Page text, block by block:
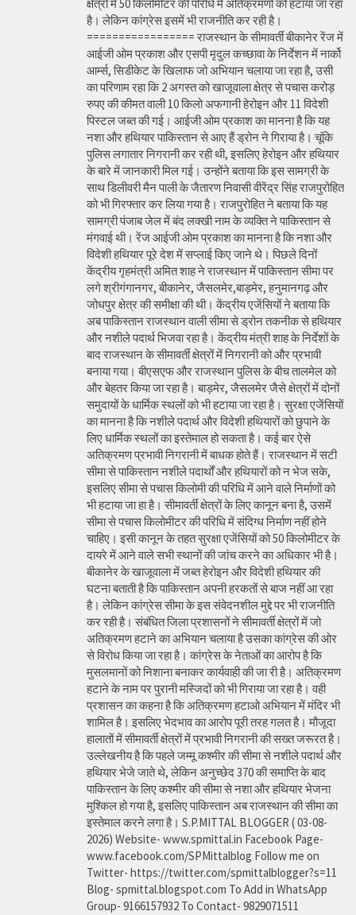
क्षेत्रों में 50 किलोमीटर की परिधि में अतिक्रमणों को हटाया जा रहा
है। लेकिन कांग्रेस इसमें भी राजनीति कर रही है।
================= राजस्थान के सीमावर्ती बीकानेर रेंज में
आईजी ओम प्रकाश और एसपी मृदुल कच्छावा के निर्देशन में नार्को
आर्म्स, सिडीकेट के खिलाफ जो अभियान चलाया जा रहा है, उसी
का परिणाम रहा कि 2 अगस्त को खाजूवाला क्षेत्र से पचास करोड़
रुपए की कीमत वाली 10 किलो अफगानी हेरोइन और 11 विदेशी
पिस्टल जब्त की गई। आईजी ओम प्रकाश का मानना है कि यह
नशा और हथियार पाकिस्तान से आए हैं ड्रोन ने गिराया है। चूंकि
पुलिस लगातार निगरानी कर रही थी, इसलिए हेरोइन और हथियार
के बारे में जानकारी मिल गई। उन्होंने बताया कि इस सामग्री के
साथ डिलीवरी मैन पाली के जैतारण निवासी वीरेंद्र सिंह राजपुरोहित
को भी गिरफ्तार कर लिया गया है। राजपुरोहित ने बताया कि यह
सामग्री पंजाब जेल में बंद लक्खी नाम के व्यक्ति ने पाकिस्तान से
मंगवाई थी। रेंज आईजी ओम प्रकाश का मानना है कि नशा और
विदेशी हथियार पूरे देश में सप्लाई किए जाने थे। पिछले दिनों
केंद्रीय गृहमंत्री अमित शाह ने राजस्थान में पाकिस्तान सीमा पर
लगे श्रीगंगानगर, बीकानेर, जैसलमेर,बाड़मेर, हनुमानगढ़ और
जोधपुर क्षेत्र की समीक्षा की थी। केंद्रीय एजेंसियों ने बताया कि
अब पाकिस्तान राजस्थान वाली सीमा से ड्रोन तकनीक से हथियार
और नशीले पदार्थ भिजवा रहा है। केंद्रीय मंत्री शाह के निर्देशों के
बाद राजस्थान के सीमावर्ती क्षेत्रों में निगरानी को और प्रभावी
बनाया गया। बीएसएफ और राजस्थान पुलिस के बीच तालमेल को
और बेहतर किया जा रहा है। बाड़मेर, जैसलमेर जैसे क्षेत्रों में दोनों
समुदायों के धार्मिक स्थलों को भी हटाया जा रहा है। सुरक्षा एजेंसियों
का मानना है कि नशीले पदार्थ और विदेशी हथियारों को छुपाने के
लिए धार्मिक स्थलों का इस्तेमाल हो सकता है। कई बार ऐसे
अतिक्रमण प्रभावी निगरानी में बाधक होते हैं। राजस्थान में सटी
सीमा से पाकिस्तान नशीले पदार्थों और हथियारों को न भेज सके,
इसलिए सीमा से पचास किलोमी की परिधि में आने वाले निर्माणों को
भी हटाया जा हा है। सीमावर्ती क्षेत्रों के लिए कानून बना है, उसमें
सीमा से पचास किलोमीटर की परिधि में संदिग्ध निर्माण नहीं होने
चाहिए। इसी कानून के तहत सुरक्षा एजेंसियों को 50 किलोमीटर के
दायरे में आने वाले सभी स्थानों की जांच करने का अधिकार भी है।
बीकानेर के खाजूवाला में जब्त हेरोइन और विदेशी हथियार की
घटना बताती है कि पाकिस्तान अपनी हरकतों से बाज नहीं आ रहा
है। लेकिन कांग्रेस सीमा के इस संवेदनशील मुद्दे पर भी राजनीति
कर रही है। संबंधित जिला प्रशासनों ने सीमावर्ती क्षेत्रों में जो
अतिक्रमण हटाने का अभियान चलाया है उसका कांग्रेस की ओर
से विरोध किया जा रहा है। कांग्रेस के नेताओं का आरोप है कि
मुसलमानों को निशाना बनाकर कार्यवाही की जा री है। अतिक्रमण
हटाने के नाम पर पुरानी मस्जिदों को भी गिराया जा रहा है। वही
प्रशासन का कहना है कि अतिक्रमण हटाओ अभियान में मंदिर भी
शामिल है। इसलिए भेदभाव का आरोप पूरी तरह गलत है। मौजूदा
हालातों में सीमावर्ती क्षेत्रों में प्रभावी निगरानी की सख्त जरूरत है।
उल्लेखनीय है कि पहले जम्मू कश्मीर की सीमा से नशीले पदार्थ और
हथियार भेजे जाते थे, लेकिन अनुच्छेद 370 की समाप्ति के बाद
पाकिस्तान के लिए कश्मीर की सीमा से नशा और हथियार भेजना
मुश्किल हो गया है, इसलिए पाकिस्तान अब राजस्थान की सीमा का
इस्तेमाल करने लगा है। S.P.MITTAL BLOGGER ( 03-08-
2026) Website- www.spmittal.in Facebook Page-
www.facebook.com/SPMittalblog Follow me on
Twitter- https://twitter.com/spmittalblogger?s=11
Blog- spmittal.blogspot.com To Add in WhatsApp
Group- 9166157932 To Contact- 9829071511